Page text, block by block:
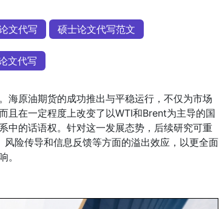
文代写 硕士论文代写范文
文代写
。海原油期货的成功推出与平稳运行，不仅为市场
且在一定程度上改变了以WTI和Brent为主导的国
中的话语权。针对这一发展态势，后续研究可重
险传导和信息反馈等方面的溢出效应，以更全面
。